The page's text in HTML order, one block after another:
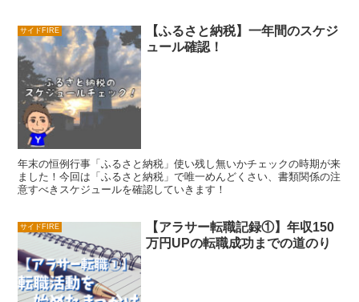
サイドFIRE
【ふるさと納税】一年間のスケジ
ュール確認！
年末の恒例行事「ふるさと納税」使い残し無いかチェックの時期が来
ました！今回は「ふるさと納税」で唯一めんどくさい、書類関係の注
意すべきスケジュールを確認していきます！
サイドFIRE
【アラサー転職記録①】年収150
万円UPの転職成功までの道のり